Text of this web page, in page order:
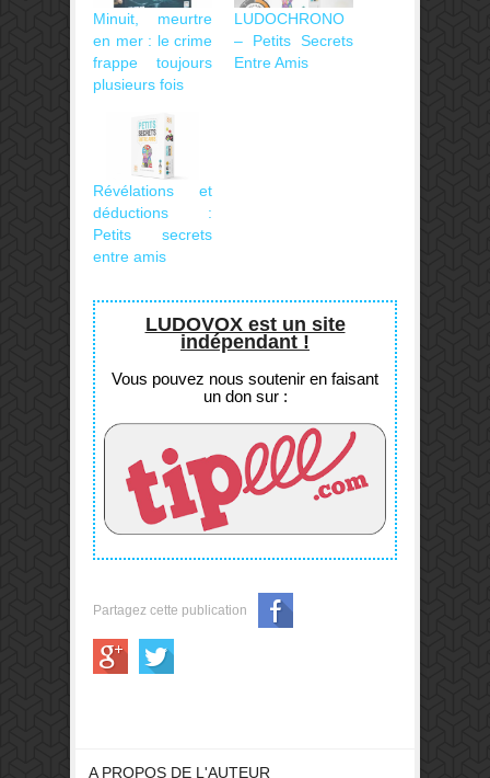
Minuit, meurtre
en mer : le crime
frappe toujours
plusieurs fois
LUDOCHRONO
– Petits Secrets
Entre Amis
Révélations et
déductions :
Petits secrets
entre amis
LUDOVOX est un site
indépendant !
Vous pouvez nous soutenir en faisant
un don sur :
Partagez cette publication
A PROPOS DE L'AUTEUR